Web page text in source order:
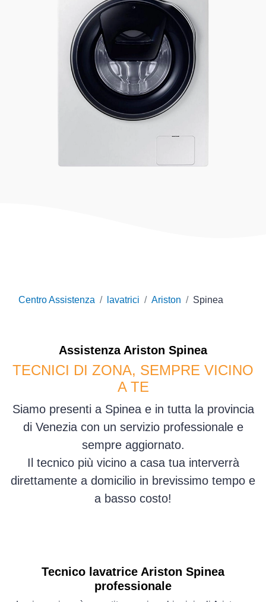
Centro Assistenza lavatrici Ariston Spinea
Assistenza Ariston Spinea
TECNICI DI ZONA, SEMPRE VICINO
A TE
Siamo presenti a Spinea e in tutta la provincia
di Venezia con un servizio professionale e
sempre aggiornato.
Il tecnico più vicino a casa tua interverrà
direttamente a domicilio in brevissimo tempo e
a basso costo!
Tecnico lavatrice Ariston Spinea
professionale